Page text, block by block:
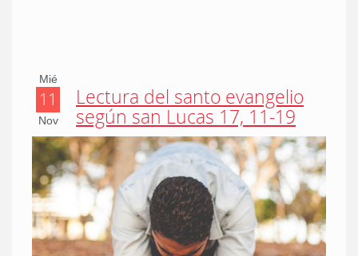
Mié
11
Nov
Lectura del santo evangelio
según san Lucas 17, 11-19